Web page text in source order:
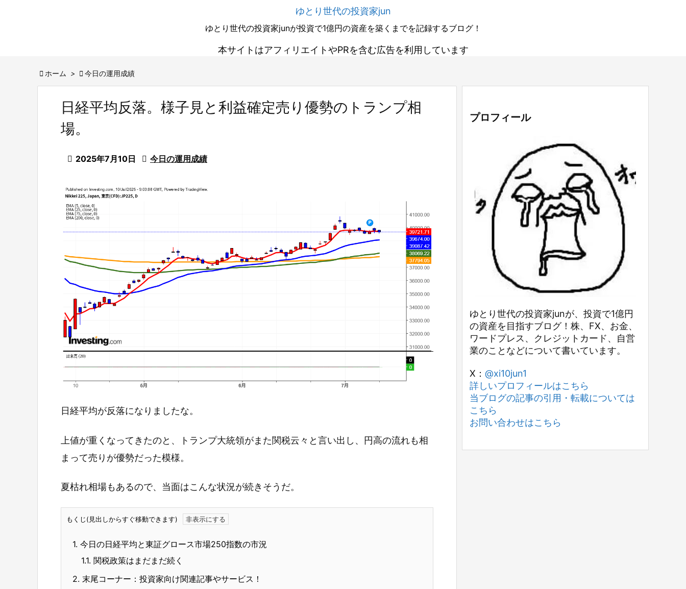
ゆとり世代の投資家jun
ゆとり世代の投資家junが投資で1億円の資産を築くまでを記録するブログ！
本サイトはアフィリエイトやPRを含む広告を利用しています
 ホーム >  今日の運用成績
日経平均反落。様子見と利益確定売り優勢のトランプ相
場。
 2025年7月10日  今日の運用成績
日経平均が反落になりましたな。
上値が重くなってきたのと、トランプ大統領がまた関税云々と言い出し、円高の流れも相
まって売りが優勢だった模様。
夏枯れ相場もあるので、当面はこんな状況が続きそうだ。
もくじ(見出しからすぐ移動できます)
1. 今日の日経平均と東証グロース市場250指数の市況
1.1. 関税政策はまだまだ続く
2. 末尾コーナー：投資家向け関連記事やサービス！
プロフィール
ゆとり世代の投資家junが、投資で1億円
の資産を目指すブログ！株、FX、お金、
ワードプレス、クレジットカード、自営
業のことなどについて書いています。
X： @xi10jun1
詳しいプロフィールはこちら
当ブログの記事の引用・転載については
こちら
お問い合わせはこちら